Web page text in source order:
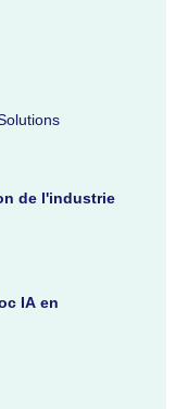
de l'industrie
IA en